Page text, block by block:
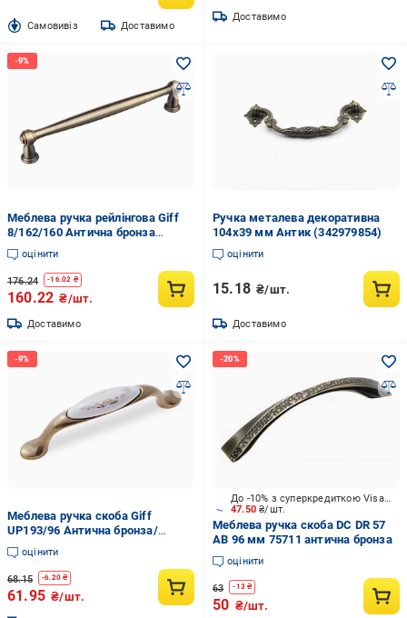
Cамовивіз Доставимо
Доставимо
Меблева ручка рейлінгова Giff
8/162/160 Антична бронза
(26920)
оцінити
176.24 -16.02 ₴
160.22 ₴/шт.
Доставимо
Ручка металева декоративна
104х39 мм Антик (342979854)
оцінити
15.18 ₴/шт.
Доставимо
Меблева ручка скоба Giff
UP193/96 Антична бронза/
Порцеляна (06779)
оцінити
68.15 -6.20 ₴
61.95 ₴/шт.
47.50₴/шт.
До -10% з суперкредиткою Visa Вигода
Меблева ручка скоба DC DR 57
AB 96 мм 75711 антична бронза
оцінити
63 -13₴
50 ₴/шт.